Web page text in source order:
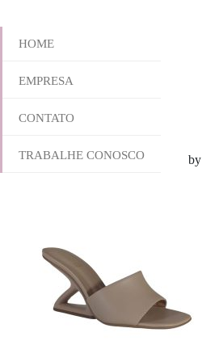
HOME
EMPRESA
CONTATO
TRABALHE CONOSCO
950-6213
outubro 28, 2025 9:11 am Published by